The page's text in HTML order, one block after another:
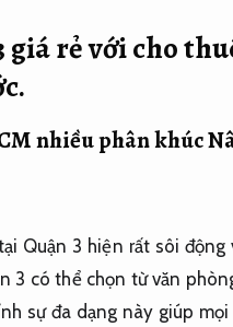
giá rẻ với cho
nhiều phân khúc
Quận 3 hiện rất sôi
3 có thể chọn từ văn
sự đa dạng này giúp